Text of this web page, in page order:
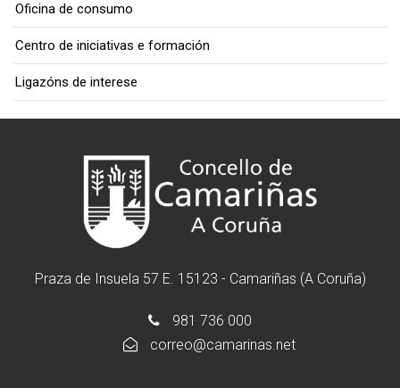
Oficina de consumo
Centro de iniciativas e formación
Ligazóns de interese
Praza de Insuela 57 E. 15123 - Camariñas (A Coruña)
981 736 000
correo@camarinas.net